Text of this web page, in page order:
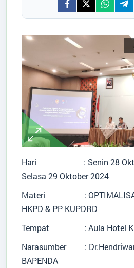
Hari : Senin 28
Selasa 29 Oktober 2024
Materi : OPTIMALISASI
HKPD & PP KUPDRD
Tempat : Aula Hotel
Narasumber :
BAPENDA
Tidak Ada di Kantor
ANA SAVITRI
MOH
STAF
Tidak Ada di Kantor
RIYANTO
STAF UMUM
Tidak Ada di Kantor